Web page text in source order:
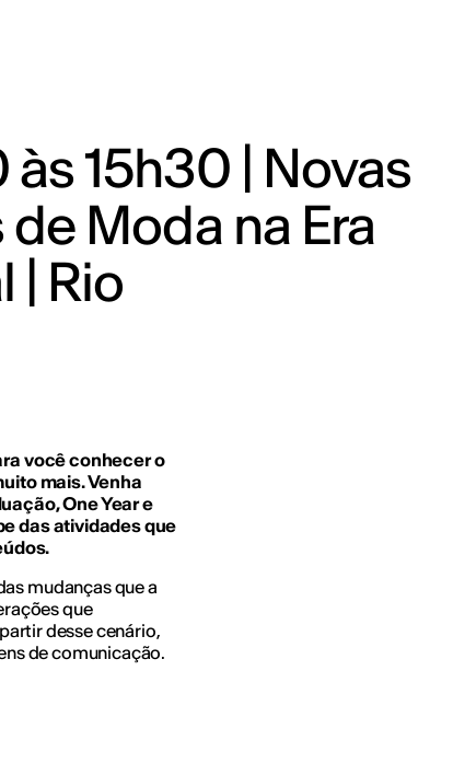
às 15h30 | Novas
Moda na Era
| Rio
você conhecer o
mais. Venha
One Year e
das atividades que
mudanças que a
que
desse cenário,
de comunicação.